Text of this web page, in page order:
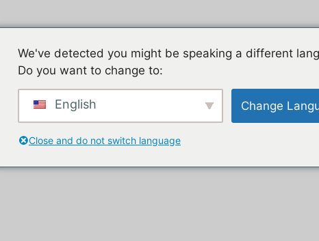
Les jeux
Contact
We've detected you might be speaking a different
Do you want to change to:
English Change
Close and do not switch language